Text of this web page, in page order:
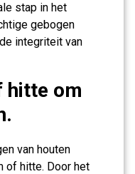
stap in het
gebogen
integriteit van
hitte om
van houten
of hitte. Door het